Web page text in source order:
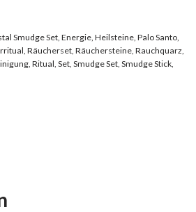
Smudge Set Energie Heilsteine Palo Santo
Räucherset Räuchersteine Rauchquarz
Ritual Set Smudge Set Smudge Stick